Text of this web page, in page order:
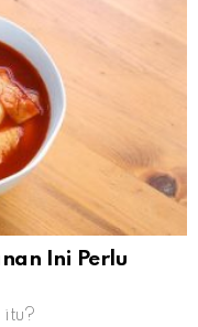
Ini Perlu
itu?